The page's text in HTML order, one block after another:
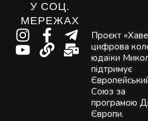
Проєкт
цифрова
юдаїки
підтримує
Союз за
програмою
Європи.
У СОЦ.
МЕРЕЖАХ